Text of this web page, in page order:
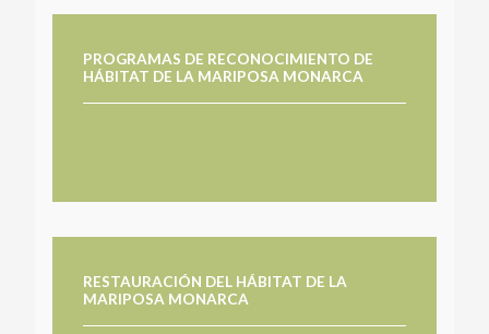
PROGRAMAS DE RECONOCIMIENTO DE
HÁBITAT DE LA MARIPOSA MONARCA
RESTAURACIÓN DEL HÁBITAT DE LA
MARIPOSA MONARCA